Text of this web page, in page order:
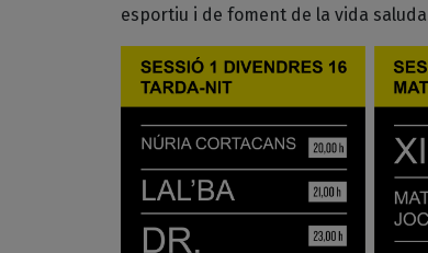
esportiu i de foment de la vida